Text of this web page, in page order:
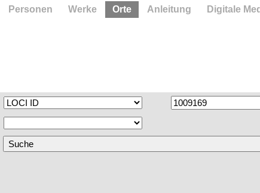
Personen Werke Orte Anleitung Digitale